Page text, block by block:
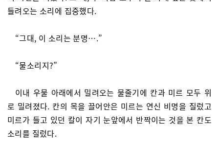
들려오는 소리에 집중했다.
“그대, 이 소리는 분명….”
“물소리지?”
이내 우물 아래에서 밀려오는 물줄기에 칸과 미르 모두 위
로 밀려졌다. 칸의 목을 끌어안은 미르는 연신 비명을 질렀고
미르가 들고 있던 칼이 자기 눈앞에서 반짝이는 것을 본 칸도
소리를 질렀다.